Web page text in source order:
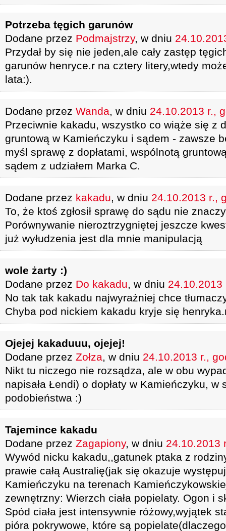
Potrzeba tęgich garunów
Dodane przez Podmajstrzy, w dniu
Przydał by się nie jeden,ale cały zastęp
garunów henryce.r na cztery litery,wtedy
lata:).
Dodane przez Wanda, w dniu 24.10.2013 r.,
Przeciwnie kakadu, wszystko co wiąże się z
gruntową w Kamieńczyku i sądem - zawsze
myśl sprawę z dopłatami, wspólnotą
sądem z udziałem Marka C.
Dodane przez kakadu, w dniu 24.10.2013 r.,
To, że ktoś zgłosił sprawę do sądu nie
Porównywanie nieroztrzygniętej jeszcze
już wyłudzenia jest dla mnie manipulacją
wole żarty :)
Dodane przez Do kakadu, w dniu 24.10.2013
No tak tak kakadu najwyrażniej chce
Chyba pod nickiem kakadu kryje się
Ojejej kakaduuu, ojejej!
Dodane przez Zołza, w dniu 24.10.2013 r.,
Nikt tu niczego nie rozsądza, ale w obu
napisała Łendi) o dopłaty w Kamieńczyku,
podobieństwa :)
Tajemince kakadu
Dodane przez Zagapiony, w dniu 24.10.2013
Wywód nicku kakadu,,gatunek ptaka z
prawie całą Australię(jak się okazuje
Kamieńczyku na terenach
zewnętrzny: Wierzch ciała popielaty. Ogon i
Spód ciała jest intensywnie różowy,wyjątek
pióra pokrywowe, które są